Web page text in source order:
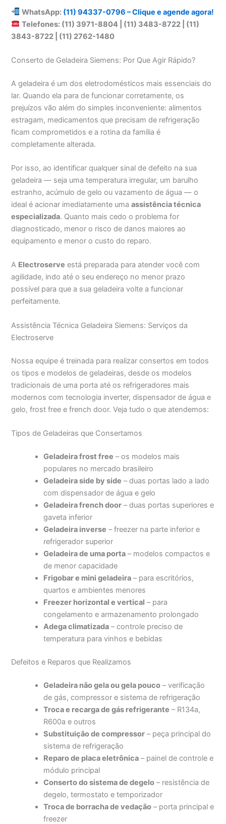
WhatsApp: (11) 94337-0796 – Clique e agende agora!
Telefones: (11) 3971-8804 | (11) 3483-8722 | (11)
3843-8722 | (11) 2762-1480
Conserto de Geladeira Siemens: Por Que Agir Rápido?
A geladeira é um dos eletrodomésticos mais essenciais do
lar. Quando ela para de funcionar corretamente, os
prejuízos vão além do simples inconveniente: alimentos
estragam, medicamentos que precisam de refrigeração
ficam comprometidos e a rotina da família é
completamente alterada.
Por isso, ao identificar qualquer sinal de defeito na sua
geladeira — seja uma temperatura irregular, um barulho
estranho, acúmulo de gelo ou vazamento de água — o
ideal é acionar imediatamente umaassistência técnica
especializada. Quanto mais cedo o problema for
diagnosticado, menor o risco de danos maiores ao
equipamento e menor o custo do reparo.
A Electroserve está preparada para atender você com
agilidade, indo até o seu endereço no menor prazo
possível para que a sua geladeira volte a funcionar
perfeitamente.
Assistência Técnica Geladeira Siemens: Serviços da
Electroserve
Nossa equipe é treinada para realizar consertos em todos
os tipos e modelos de geladeiras, desde os modelos
tradicionais de uma porta até os refrigeradores mais
modernos com tecnologia inverter, dispensador de água e
gelo, frost free e french door. Veja tudo o que atendemos:
Tipos de Geladeiras que Consertamos
Geladeira frost free – os modelos mais
populares no mercado brasileiro
Geladeira side by side – duas portas lado a lado
com dispensador de água e gelo
Geladeira french door – duas portas superiores e
gaveta inferior
Geladeira inverse – freezer na parte inferior e
refrigerador superior
Geladeira de uma porta – modelos compactos e
de menor capacidade
Frigobar e mini geladeira – para escritórios,
quartos e ambientes menores
Freezer horizontal e vertical – para
congelamento e armazenamento prolongado
Adega climatizada – controle preciso de
temperatura para vinhos e bebidas
Defeitos e Reparos que Realizamos
Geladeira não gela ou gela pouco – verificação
de gás, compressor e sistema de refrigeração
Troca e recarga de gás refrigerante – R134a,
R600a e outros
Substituição de compressor – peça principal do
sistema de refrigeração
Reparo de placa eletrônica – painel de controle e
módulo principal
Conserto do sistema de degelo – resistência de
degelo, termostato e temporizador
Troca de borracha de vedação – porta principal e
freezer